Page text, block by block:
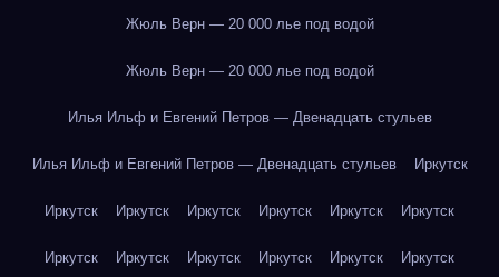
Жюль Верн — 20 000 лье под водой
Жюль Верн — 20 000 лье под водой
Илья Ильф и Евгений Петров — Двенадцать стульев
Илья Ильф и Евгений Петров — Двенадцать стульев Иркутск
Иркутск Иркутск Иркутск Иркутск Иркутск Иркутск
Иркутск Иркутск Иркутск Иркутск Иркутск Иркутск